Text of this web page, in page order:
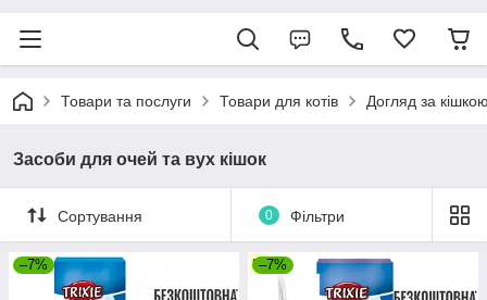
Товари та послуги Товари для котів Догляд за
Засоби для очей та вух кішок
Сортування 0 Фільтри
–7% –7%